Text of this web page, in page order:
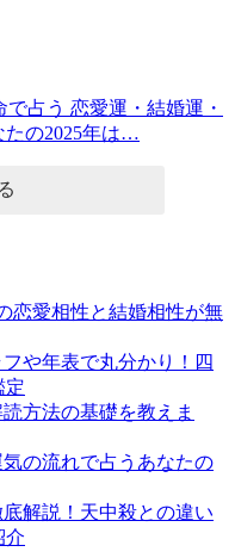
で占う 恋愛運・結婚運・
たの2025年は…
恋愛相性と結婚相性が無
や年表で丸分かり！四
定
方法の基礎を教えま
気の流れで占うあなたの
解説！天中殺との違い
介